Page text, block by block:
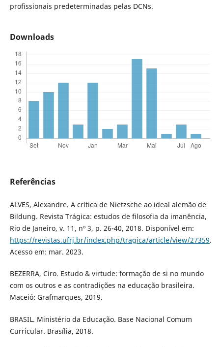
profissionais predeterminadas pelas DCNs.
Downloads
Referências
ALVES, Alexandre. A crítica de Nietzsche ao ideal alemão de
Bildung. Revista Trágica: estudos de filosofia da imanência,
Rio de Janeiro, v. 11, nº 3, p. 26-40, 2018. Disponível em:
https://revistas.ufrj.br/index.php/tragica/article/view/27359.
Acesso em: mar. 2023.
BEZERRA, Ciro. Estudo & virtude: formação de si no mundo
com os outros e as contradições na educação brasileira.
Maceió: Grafmarques, 2019.
BRASIL. Ministério da Educação. Base Nacional Comum
Curricular. Brasília, 2018.